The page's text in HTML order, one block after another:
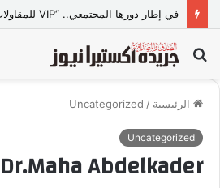
بحث
عن
الرئيسية /
Uncategorized
Uncategorized
Dr.Maha Abdelkader